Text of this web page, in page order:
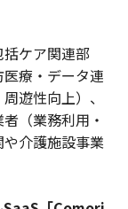
ケア関連部
療・データ連
遊性向上）、
（業務利用・
介護施設事業